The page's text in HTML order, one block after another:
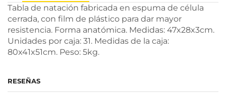
Tabla de natación fabricada en espuma de célula
cerrada, con film de plástico para dar mayor
resistencia. Forma anatómica. Medidas: 47x28x3cm.
Unidades por caja: 31. Medidas de la caja:
80x41x51cm. Peso: 5kg.
RESEÑAS